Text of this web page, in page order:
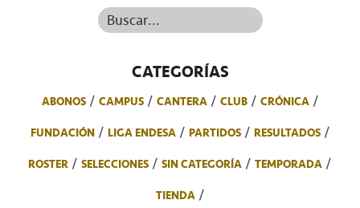
Buscar...
CATEGORÍAS
ABONOS CAMPUS CANTERA CLUB
CRÓNICA
FUNDACIÓN
LIGA ENDESA PARTIDOS
RESULTADOS
ROSTER
SELECCIONES SIN CATEGORÍA
TEMPORADA
TIENDA